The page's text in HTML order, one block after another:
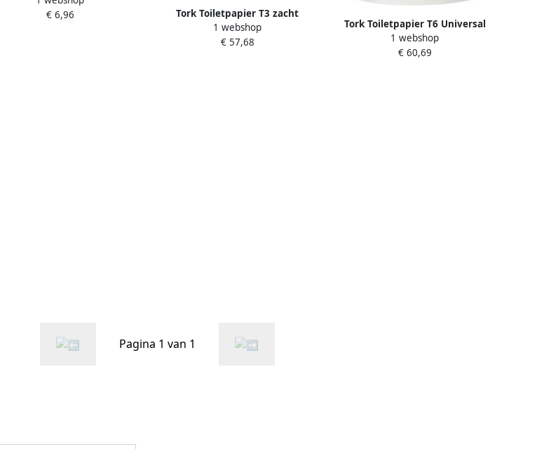
rollen
€ 6,96
Tork Toiletpapier T3 zacht
gevouwen premium 2-laags
252vel per bundel 114273
1 webshop
€ 57,68
Tork Toiletpapier T6 Universal
systeemrol 1-laags 135m wit
127540
1 webshop
€ 60,69
Pagina 1 van 1